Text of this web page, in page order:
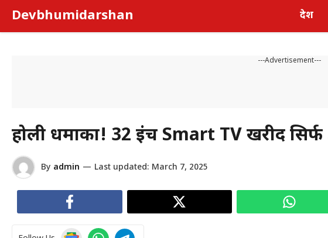
content
Devbhumidarshan देश
---Advertisement---
होली धमाका! 32 इंच Smart TV खरीदें
By admin — Last updated: March 7, 2025